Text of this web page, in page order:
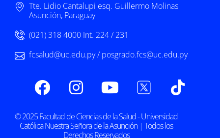
Tte. Lidio Cantalupi esq. Guillermo Molinas
Asunción, Paraguay
(021) 318 4000 Int. 224 / 231
fcsalud@uc.edu.py / posgrado.fcs@uc.edu.py
© 2025 Facultad de Ciencias de la Salud - Universidad
Católica Nuestra Señora de la Asunción | Todos los
Derechos Reservados